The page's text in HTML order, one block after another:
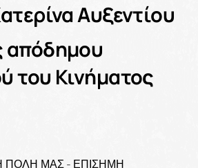
Αυξεντίου
απόδημου
του Κινήματος